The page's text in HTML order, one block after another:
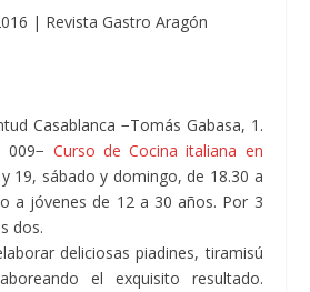
| Revista Gastro Aragón
Casablanca −Tomás Gabasa, 1.
009− Curso de Cocina italiana en
19, sábado y domingo, de 18.30 a
a jóvenes de 12 a 30 años. Por 3
dos.
deliciosas piadines, tiramisú
el exquisito resultado.